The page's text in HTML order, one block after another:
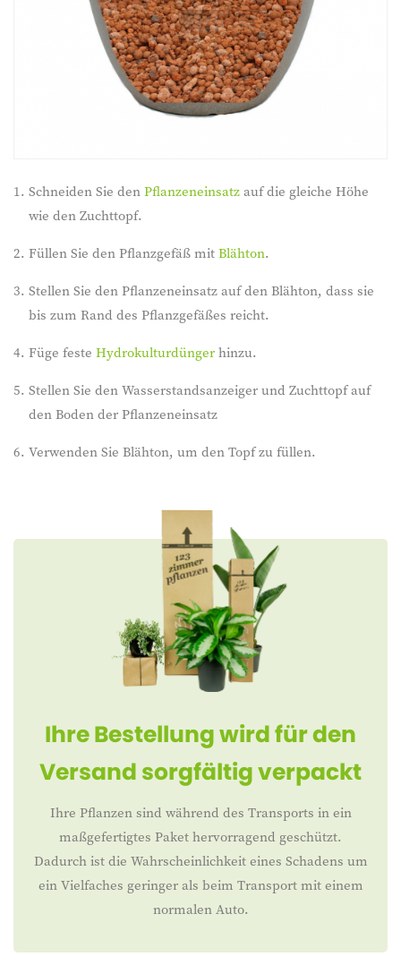
Schneiden Sie denPflanzeneinsatzauf die gleiche Höhe
wie den Zuchttopf.
Füllen Sie den Pflanzgefäß mitBlähton.
Stellen Sie den Pflanzeneinsatz auf den Blähton, dass sie
bis zum Rand des Pflanzgefäßes reicht.
Füge feste Hydrokulturdüngerhinzu.
Stellen Sie den Wasserstandsanzeiger und Zuchttopf auf
den Boden der Pflanzeneinsatz
Verwenden Sie Blähton, um den Topf zu füllen.
Ihre Bestellung wird für den
Versand sorgfältig verpackt
Ihre Pflanzen sind während des Transports in ein
maßgefertigtes Paket hervorragend geschützt.
Dadurch ist die Wahrscheinlichkeit eines Schadens um
ein Vielfaches geringer als beim Transport mit einem
normalen Auto.